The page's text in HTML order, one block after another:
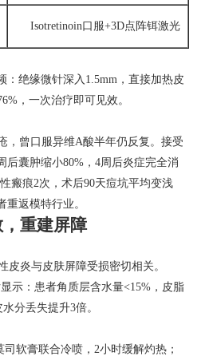
Isotretinoin口服+3D点阵铒激光
：绝缘微针深入1.5mm，直接加热皮
，一次治疗即可见效。
，曾口服异维A酸半年仍反复。接受
后囊肿缩小80%，4周后炎症完全消
瘢痕2次，术后90天痘坑平均变浅
重返模特行业。
重建屏障
皮炎与皮肤屏障受损密切相关。
示：患者角质层含水量<15%，皮脂
分丢失提升3倍。
软膏联合冷喷，2小时缓解灼热；